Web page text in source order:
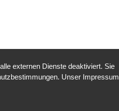
externen Dienste deaktiviert. Sie
Unser Impressum